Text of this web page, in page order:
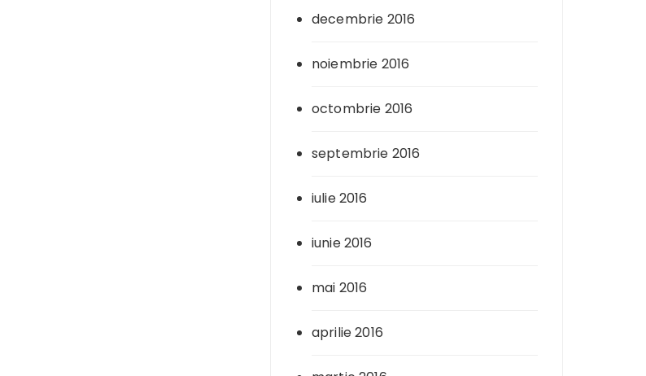
decembrie 2016
noiembrie 2016
octombrie 2016
septembrie 2016
iulie 2016
iunie 2016
mai 2016
aprilie 2016